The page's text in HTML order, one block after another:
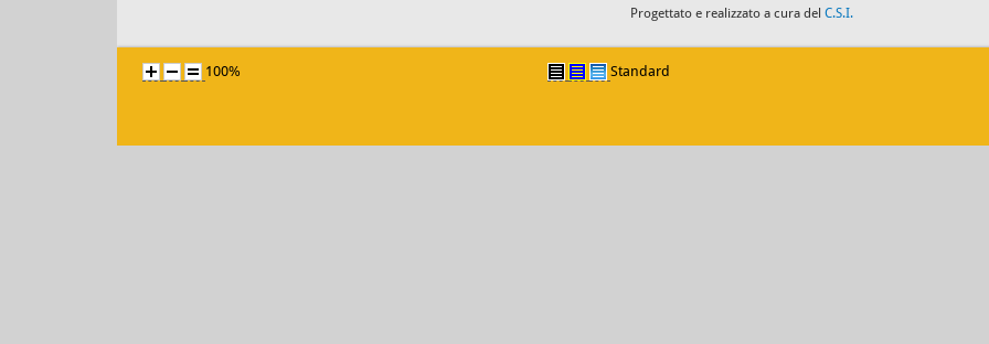
Progettato e realizzato a cura del C.S.I.
100% Standard